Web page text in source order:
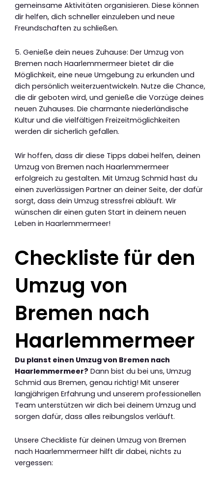
gemeinsame Aktivitäten organisieren. Diese können
dir helfen, dich schneller einzuleben und neue
Freundschaften zu schließen.
5. Genieße dein neues Zuhause: Der Umzug von
Bremen nach Haarlemmermeer bietet dir die
Möglichkeit, eine neue Umgebung zu erkunden und
dich persönlich weiterzuentwickeln. Nutze die Chance,
die dir geboten wird, und genieße die Vorzüge deines
neuen Zuhauses. Die charmante niederländische
Kultur und die vielfältigen Freizeitmöglichkeiten
werden dir sicherlich gefallen.
Wir hoffen, dass dir diese Tipps dabei helfen, deinen
Umzug von Bremen nach Haarlemmermeer
erfolgreich zu gestalten. Mit Umzug Schmid hast du
einen zuverlässigen Partner an deiner Seite, der dafür
sorgt, dass dein Umzug stressfrei abläuft. Wir
wünschen dir einen guten Start in deinem neuen
Leben in Haarlemmermeer!
Checkliste für den
Umzug von
Bremen nach
Haarlemmermeer
Du planst einen Umzug von Bremen nach
Haarlemmermeer? Dann bist du bei uns, Umzug
Schmid aus Bremen, genau richtig! Mit unserer
langjährigen Erfahrung und unserem professionellen
Team unterstützen wir dich bei deinem Umzug und
sorgen dafür, dass alles reibungslos verläuft.
Unsere Checkliste für deinen Umzug von Bremen
nach Haarlemmermeer hilft dir dabei, nichts zu
vergessen: